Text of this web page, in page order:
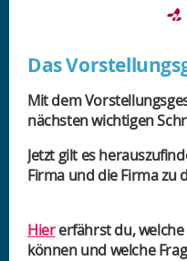
Das
Mit dem
nächsten wichtigen
Jetzt gilt es
Firma und die Firma zu
Hiererfährst du, welche
können und welche